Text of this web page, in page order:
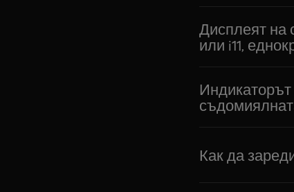
Дисплеят на
или i11,
Индикаторът
Как да